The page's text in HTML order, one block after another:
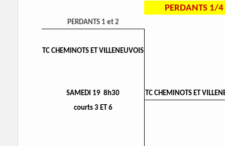
PERDANTS 1/4
PERDANTS 1 et 2
TC CHEMINOTS ET VILLENEUVOIS
SAMEDI 19 8h30
TC CHEMINOTS ET
courts 3 ET 6